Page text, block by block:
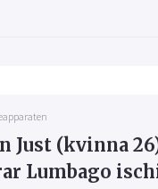
Just (kvinna
Lumbago